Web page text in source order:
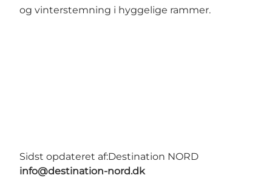
og vinterstemning i hyggelige rammer.
Sidst opdateret af:Destination NORD
info@destination-nord.dk